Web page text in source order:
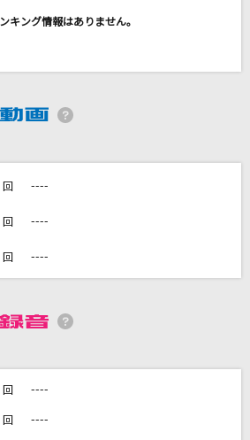
るまでは… 1994/6/22渋谷
回 ----
回 ----
回 ----
回 ----
回 ----